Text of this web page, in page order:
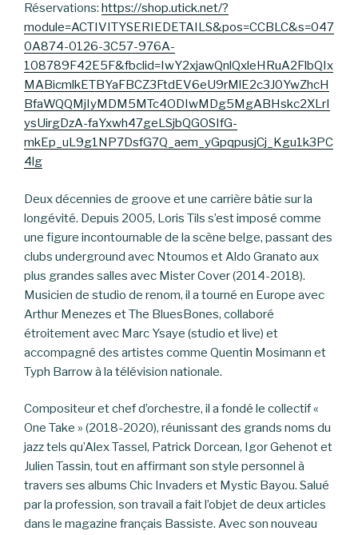
Réservations: https://shop.utick.net/?
module=ACTIVITYSERIEDETAILS&pos=CCBLC&s=047
0A874-0126-3C57-976A-
108789F42E5F&fbclid=IwY2xjawQnlQxleHRuA2FlbQIx
MABicmlkETBYaFBCZ3FtdEV6eU9rMlE2c3J0YwZhcH
BfaWQQMjIyMDM5MTc4ODIwMDg5MgABHskc2XLrI
ysUirgDzA-faYxwh47geLSjbQGOSIfG-
mkEp_uL9g1NP7DsfG7Q_aem_yGpqpusjCj_Kgu1k3PC
4lg
Deux décennies de groove et une carrière bâtie sur la
longévité. Depuis 2005, Loris Tils s’est imposé comme
une figure incontournable de la scène belge, passant des
clubs underground avec Ntoumos et Aldo Granato aux
plus grandes salles avec Mister Cover (2014-2018).
Musicien de studio de renom, il a tourné en Europe avec
Arthur Menezes et The BluesBones, collaboré
étroitement avec Marc Ysaye (studio et live) et
accompagné des artistes comme Quentin Mosimann et
Typh Barrow à la télévision nationale.
Compositeur et chef d’orchestre, il a fondé le collectif «
One Take » (2018-2020), réunissant des grands noms du
jazz tels qu’Alex Tassel, Patrick Dorcean, Igor Gehenot et
Julien Tassin, tout en affirmant son style personnel à
travers ses albums Chic Invaders et Mystic Bayou. Salué
par la profession, son travail a fait l’objet de deux articles
dans le magazine français Bassiste. Avec son nouveau